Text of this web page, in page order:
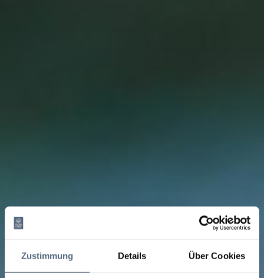
Zustimmung Details Über Cookies